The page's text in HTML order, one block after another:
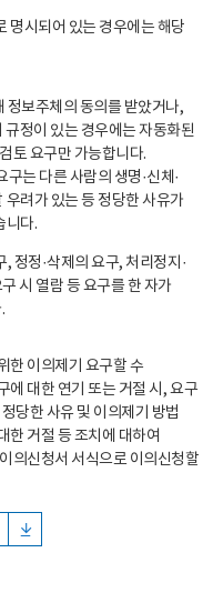
명시되어 있는 경우에는 해당
정보주체의 동의를 받았거나,
정이 있는 경우에는 자동화된
토 요구만 가능합니다.
는 다른 사람의 생명·신체·
려가 있는 등 정당한 사유가
니다.
정정·삭제의 요구, 처리정지·
시 열람 등 요구를 한 자가
한 이의제기 요구할 수
에 대한 연기 또는 거절 시, 요구
당한 사유 및 이의제기 방법
한 거절 등 조치에 대하여
의신청서 서식으로 이의신청할